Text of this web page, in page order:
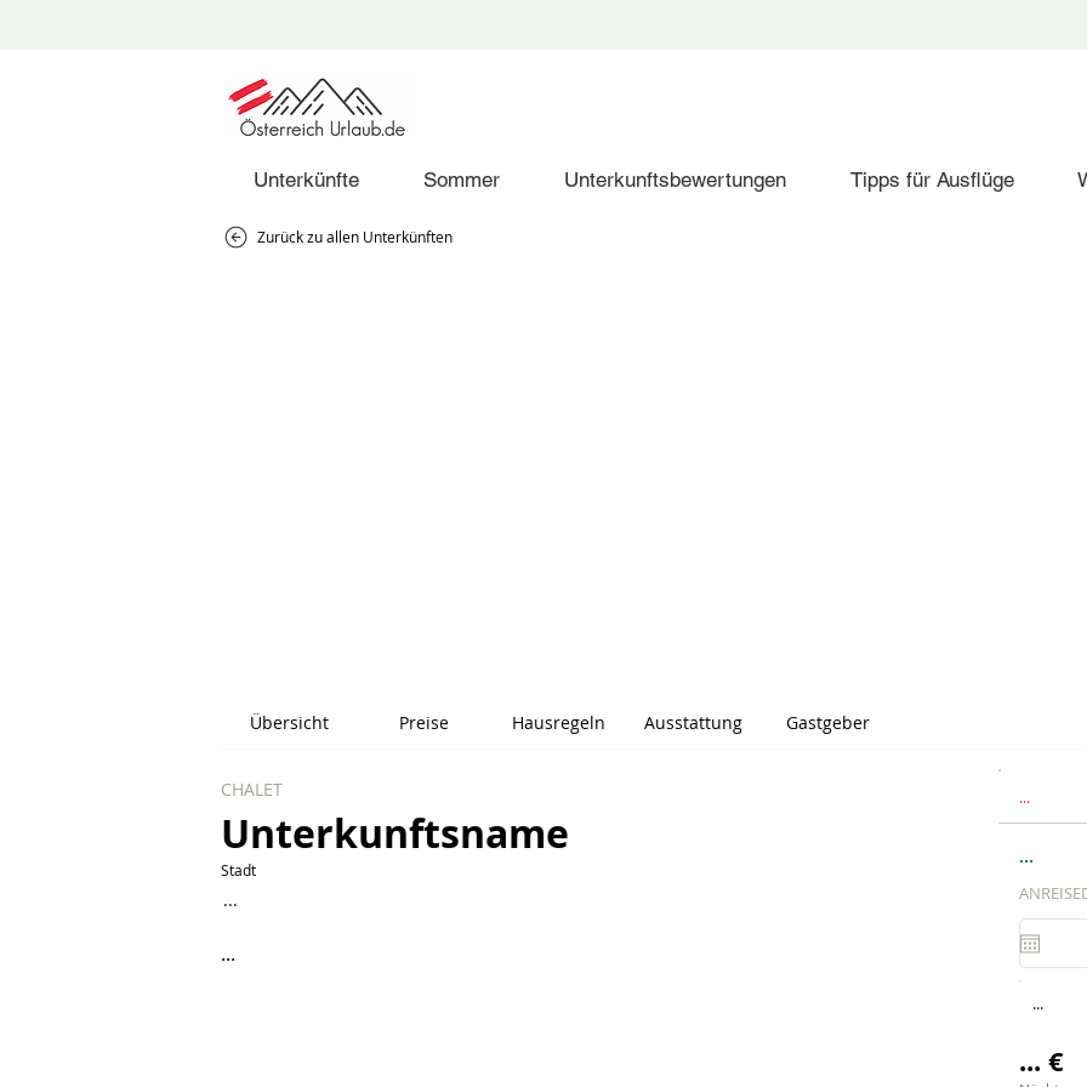
Unterkünfte Sommer Unterkunftsbewertungen Tipps für Ausflüge
Zurück zu allen Unterkünften
Übersicht Preise Hausregeln Ausstattung Gastgeber
CHALET
Unterkunftsname
Stadt
...
...
...
...
...
... €